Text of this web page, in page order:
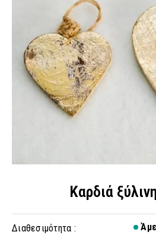
Καρδιά
Διαθεσιμότητα :